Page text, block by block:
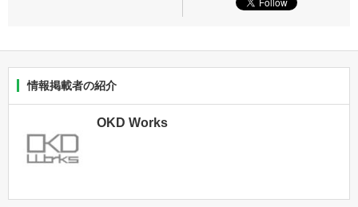
情報掲載者の紹介
OKD Works